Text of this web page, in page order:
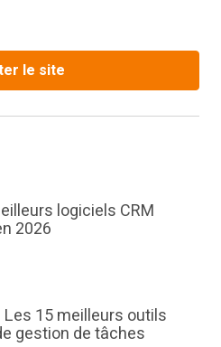
le site
logiciels CRM
2026
Les 15 meilleurs outils
gestion de tâches